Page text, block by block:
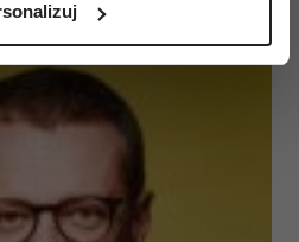
odcisk palca)
ustaw własne preferencje w
plików cookie możesz
do spersonalizowania treści
społecznościowe i